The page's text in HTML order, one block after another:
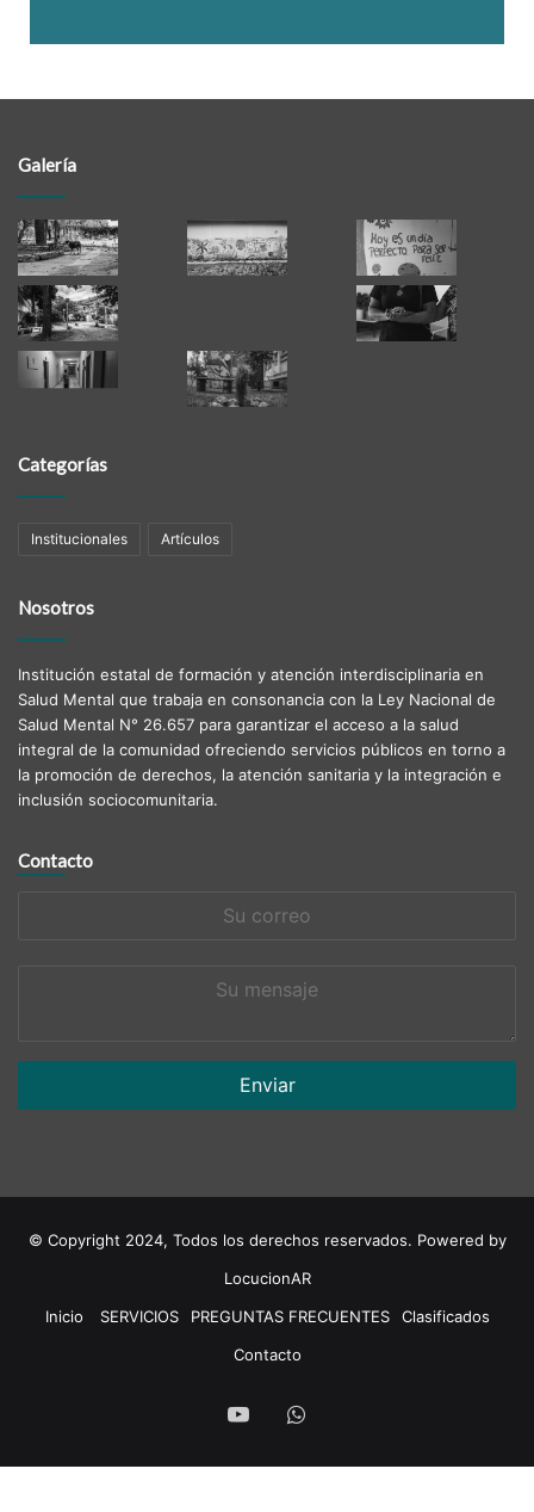
Galería
Categorías
Institucionales Artículos
Nosotros
Institución estatal de formación y atención interdisciplinaria en
Salud Mental que trabaja en consonancia con la Ley Nacional de
Salud Mental N° 26.657 para garantizar el acceso a la salud
integral de la comunidad ofreciendo servicios públicos en torno a
la promoción de derechos, la atención sanitaria y la integración e
inclusión sociocomunitaria.
Contacto
© Copyright 2024, Todos los derechos reservados. Powered by
LocucionAR
Inicio
SERVICIOS PREGUNTAS FRECUENTES
Clasificados
Contacto
YoutubeWhatsapp
Youtube
WhatsApp